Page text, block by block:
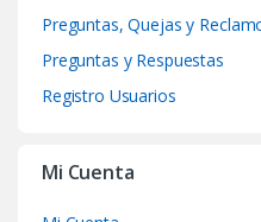
Preguntas, Quejas y
Preguntas y Respuestas
Registro Usuarios
Mi Cuenta